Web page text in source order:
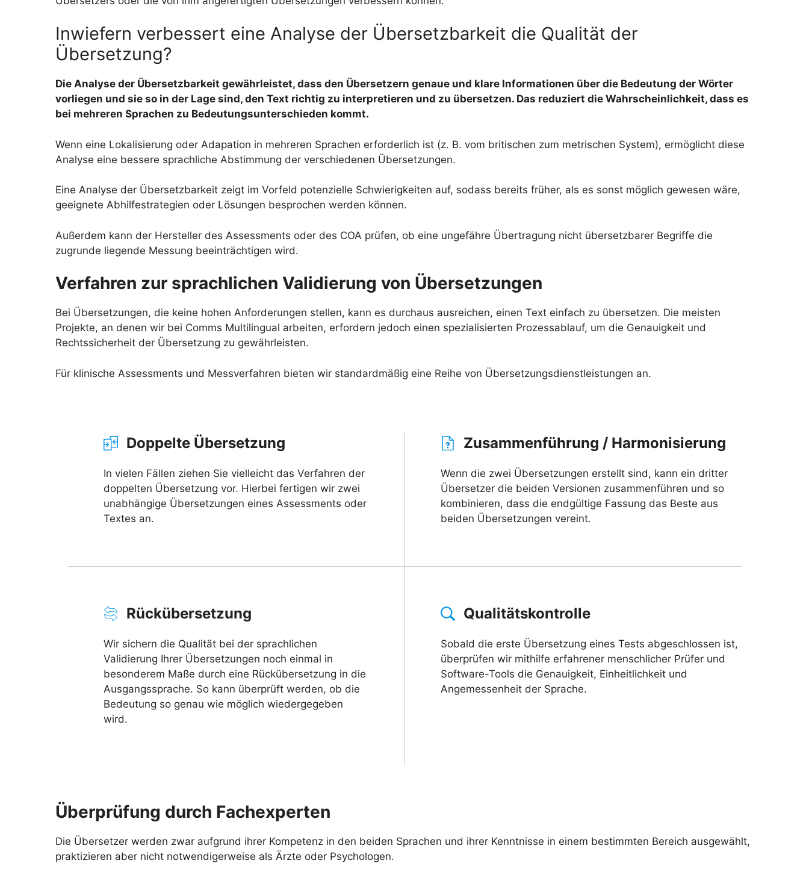
Inwiefern verbessert eine Analyse der Übersetzbarkeit die Qualität der
Übersetzung?
Die Analyse der Übersetzbarkeit gewährleistet, dass den Übersetzern genaue und klare Informationen über die Bedeutung der Wörter
vorliegen und sie so in der Lage sind, den Text richtig zu interpretieren und zu übersetzen. Das reduziert die Wahrscheinlichkeit, dass es
bei mehreren Sprachen zu Bedeutungsunterschieden kommt.
Wenn eine Lokalisierung oder Adapation in mehreren Sprachen erforderlich ist (z. B. vom britischen zum metrischen System), ermöglicht diese
Analyse eine bessere sprachliche Abstimmung der verschiedenen Übersetzungen.
Eine Analyse der Übersetzbarkeit zeigt im Vorfeld potenzielle Schwierigkeiten auf, sodass bereits früher, als es sonst möglich gewesen wäre,
geeignete Abhilfestrategien oder Lösungen besprochen werden können.
Außerdem kann der Hersteller des Assessments oder des COA prüfen, ob eine ungefähre Übertragung nicht übersetzbarer Begriffe die
zugrunde liegende Messung beeinträchtigen wird.
Verfahren zur sprachlichen Validierung von Übersetzungen
Bei Übersetzungen, die keine hohen Anforderungen stellen, kann es durchaus ausreichen, einen Text einfach zu übersetzen. Die meisten
Projekte, an denen wir bei Comms Multilingual arbeiten, erfordern jedoch einen spezialisierten Prozessablauf, um die Genauigkeit und
Rechtssicherheit der Übersetzung zu gewährleisten.
Für klinische Assessments und Messverfahren bieten wir standardmäßig eine Reihe von Übersetzungsdienstleistungen an.
Doppelte Übersetzung
In vielen Fällen ziehen Sie vielleicht das Verfahren der
doppelten Übersetzung vor. Hierbei fertigen wir zwei
unabhängige Übersetzungen eines Assessments oder
Textes an.
Zusammenführung / Harmonisierung
Wenn die zwei Übersetzungen erstellt sind, kann ein dritter
Übersetzer die beiden Versionen zusammenführen und so
kombinieren, dass die endgültige Fassung das Beste aus
beiden Übersetzungen vereint.
Rückübersetzung
Wir sichern die Qualität bei der sprachlichen
Validierung Ihrer Übersetzungen noch einmal in
besonderem Maße durch eine Rückübersetzung in die
Ausgangssprache. So kann überprüft werden, ob die
Bedeutung so genau wie möglich wiedergegeben
wird.
Qualitätskontrolle
Sobald die erste Übersetzung eines Tests abgeschlossen ist,
überprüfen wir mithilfe erfahrener menschlicher Prüfer und
Software-Tools die Genauigkeit, Einheitlichkeit und
Angemessenheit der Sprache.
Überprüfung durch Fachexperten
Die Übersetzer werden zwar aufgrund ihrer Kompetenz in den beiden Sprachen und ihrer Kenntnisse in einem bestimmten Bereich ausgewählt,
praktizieren aber nicht notwendigerweise als Ärzte oder Psychologen.